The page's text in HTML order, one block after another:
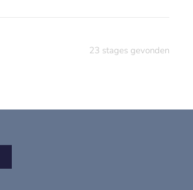
23 stages gevonden